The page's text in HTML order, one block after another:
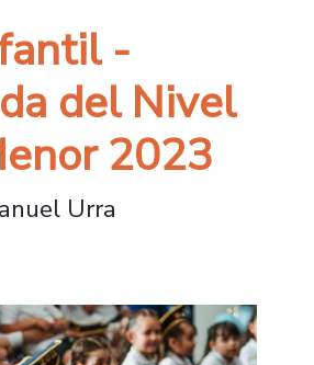
-
del Nivel
2023
Urra